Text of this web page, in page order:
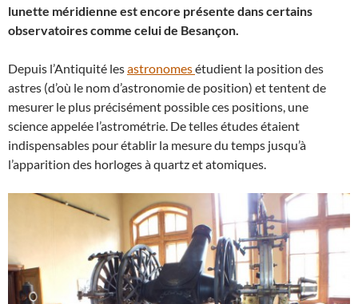
lunette méridienne est encore présente dans certains
observatoires comme celui de Besançon.
Depuis l’Antiquité lesastronomesétudient la position des
astres (d’où le nom d’astronomie de position) et tentent de
mesurer le plus précisément possible ces positions, une
science appelée l’astrométrie. De telles études étaient
indispensables pour établir la mesure du temps jusqu’à
l’apparition des horloges à quartz et atomiques.